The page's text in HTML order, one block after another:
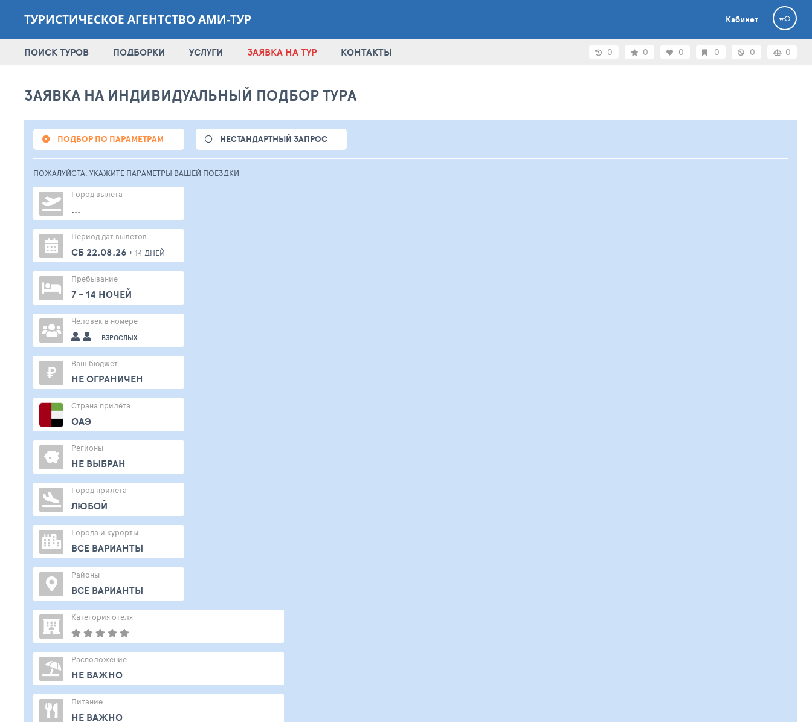
ТУРИСТИЧЕСКОЕ АГЕНТСТВО АМИ-ТУР Кабинет
ПОИСК ТУРОВ ПОДБОРКИ УСЛУГИ ЗАЯВКА НА ТУР КОНТАКТЫ 0 0 0 0 0 0
ЗАЯВКА НА ИНДИВИДУАЛЬНЫЙ ПОДБОР ТУРА
ПОДБОР ПО ПАРАМЕТРАМ НЕСТАНДАРТНЫЙ ЗАПРОС
ПОЖАЛУЙСТА, УКАЖИТЕ ПАРАМЕТРЫ ВАШЕЙ ПОЕЗДКИ
Город вылета
...
Период дат вылетов
СБ 22.08.26 + 14 ДНЕЙ
Пребывание
7 - 14 НОЧЕЙ
Человек в номере
- ВЗРОСЛЫХ
₽ Ваш бюджет
НЕ ОГРАНИЧЕН
Страна прилёта
ОАЭ
Регионы
НЕ ВЫБРАН
Город прилёта
ЛЮБОЙ
Города и курорты
ВСЕ ВАРИАНТЫ
Районы
ВСЕ ВАРИАНТЫ
Категория отеля
Расположение
НЕ ВАЖНО
Питание
НЕ ВАЖНО